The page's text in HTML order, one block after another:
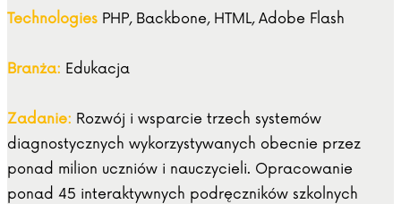
Technologies PHP, Backbone, HTML, Adobe Flash
Branża: Edukacja
Zadanie: Rozwój i wsparcie trzech systemów
diagnostycznych wykorzystywanych obecnie przez
ponad milion uczniów i nauczycieli. Opracowanie
ponad 45 interaktywnych podręczników szkolnych